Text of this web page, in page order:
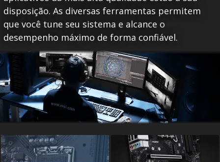
disposição. As diversas ferramentas permitem
que você tune seu sistema e alcance o
desempenho máximo de forma confiável.